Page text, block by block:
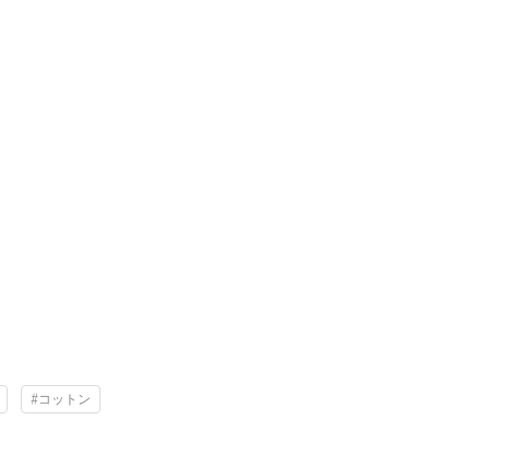
#コットン